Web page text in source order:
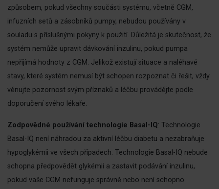
způsobem, pokud všechny součásti systému, včetně CGM,
infuzních setů a zásobníků pumpy, nebudou používány v
souladu s příslušnými pokyny k použití. Důležitá je skutečnost, že
systém nemůže upravit dávkování inzulinu, pokud pumpa
nepřijímá hodnoty z CGM. Jelikož existují situace a naléhavé
stavy, které systém nemusí být schopen rozpoznat či řešit, vždy
věnujte pozornost svým příznaků a léčbu provádějte podle
doporučení svého lékaře.
Zodpovědné používání technologie Basal-IQ: Technologie
Basal-IQ není náhradou za aktivní léčbu diabetu a nezabraňuje
hypoglykémii ve všech případech. Technologie Basal-IQ nebude
schopna předpovědět glykémii a zastavit podávání inzulinu,
pokud vaše CGM nefunguje správně nebo není schopno